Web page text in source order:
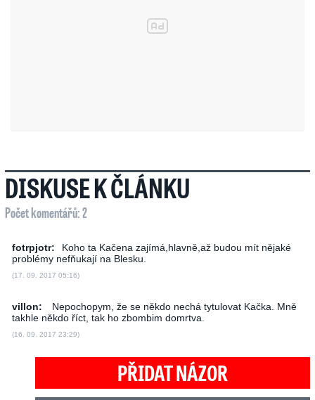
DISKUSE K ČLÁNKU
Počet komentářů: 2
fotrpjotr:
Koho ta Kačena zajímá,hlavně,až budou mít nějaké
problémy nefňukají na Blesku.
(17. 09. 2017 05:16)
villon:
Nepochopym, že se někdo nechá tytulovat Kačka. Mně
takhle někdo říct, tak ho zbombim domrtva.
(16. 09. 2017 23:29)
PŘIDAT NÁZOR